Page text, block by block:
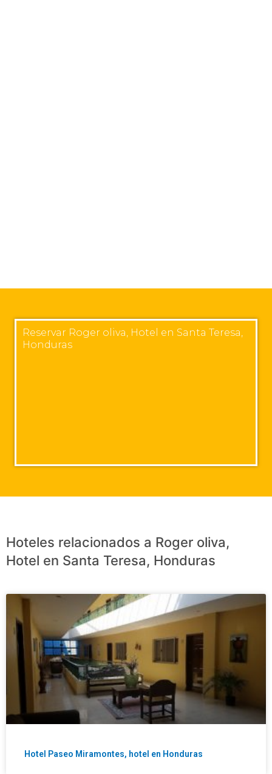
Reservar Roger oliva, Hotel en Santa Teresa,
Honduras
Hoteles relacionados a Roger oliva,
Hotel en Santa Teresa, Honduras
Hotel Paseo Miramontes, hotel en Honduras